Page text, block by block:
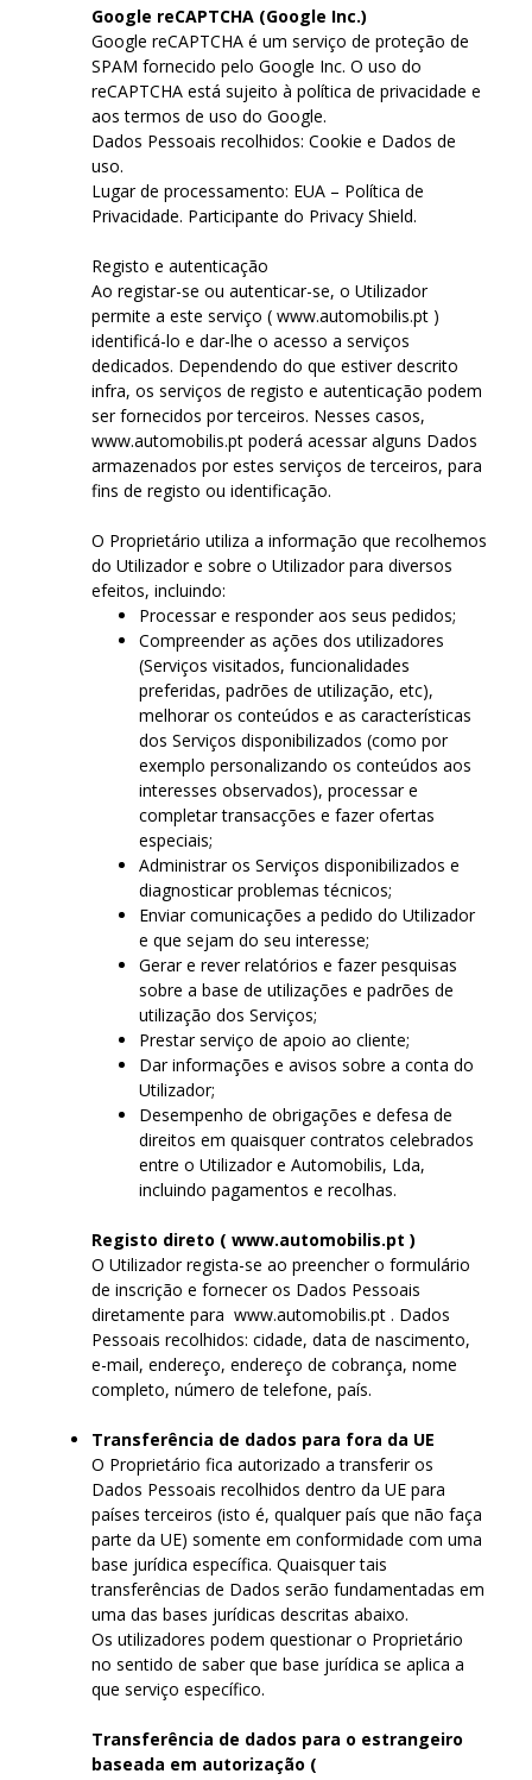
Google reCAPTCHA (Google Inc.)
Google reCAPTCHA é um serviço de proteção de
SPAM fornecido pelo Google Inc. O uso do
reCAPTCHA está sujeito à política de privacidade e
aos termos de uso do Google.
Dados Pessoais recolhidos: Cookie e Dados de
uso.
Lugar de processamento: EUA – Política de
Privacidade. Participante do Privacy Shield.
Registo e autenticação
Ao registar-se ou autenticar-se, o Utilizador
permite a este serviço ( www.automobilis.pt )
identificá-lo e dar-lhe o acesso a serviços
dedicados. Dependendo do que estiver descrito
infra, os serviços de registo e autenticação podem
ser fornecidos por terceiros. Nesses casos,
www.automobilis.pt poderá acessar alguns Dados
armazenados por estes serviços de terceiros, para
fins de registo ou identificação.
O Proprietário utiliza a informação que recolhemos
do Utilizador e sobre o Utilizador para diversos
efeitos, incluindo:
Processar e responder aos seus pedidos;
Compreender as ações dos utilizadores
(Serviços visitados, funcionalidades
preferidas, padrões de utilização, etc),
melhorar os conteúdos e as características
dos Serviços disponibilizados (como por
exemplo personalizando os conteúdos aos
interesses observados), processar e
completar transacções e fazer ofertas
especiais;
Administrar os Serviços disponibilizados e
diagnosticar problemas técnicos;
Enviar comunicações a pedido do Utilizador
e que sejam do seu interesse;
Gerar e rever relatórios e fazer pesquisas
sobre a base de utilizações e padrões de
utilização dos Serviços;
Prestar serviço de apoio ao cliente;
Dar informações e avisos sobre a conta do
Utilizador;
Desempenho de obrigações e defesa de
direitos em quaisquer contratos celebrados
entre o Utilizador e Automobilis, Lda,
incluindo pagamentos e recolhas.
Registo direto ( www.automobilis.pt )
O Utilizador regista-se ao preencher o formulário
de inscrição e fornecer os Dados Pessoais
diretamente para www.automobilis.pt . Dados
Pessoais recolhidos: cidade, data de nascimento,
e-mail, endereço, endereço de cobrança, nome
completo, número de telefone, país.
Transferência de dados para fora da UE
O Proprietário fica autorizado a transferir os
Dados Pessoais recolhidos dentro da UE para
países terceiros (isto é, qualquer país que não faça
parte da UE) somente em conformidade com uma
base jurídica específica. Quaisquer tais
transferências de Dados serão fundamentadas em
uma das bases jurídicas descritas abaixo.
Os utilizadores podem questionar o Proprietário
no sentido de saber que base jurídica se aplica a
que serviço específico.
Transferência de dados para o estrangeiro
baseada em autorização (